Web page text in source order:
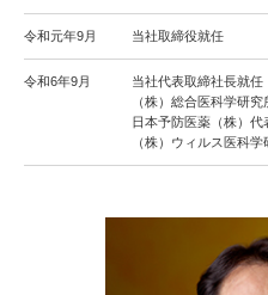
令和元年9月 当社取締役就任
令和6年9月
当社代表取締社長就任
（株）総合医科学研
日本予防医薬（株）代
（株）ウィルス医科